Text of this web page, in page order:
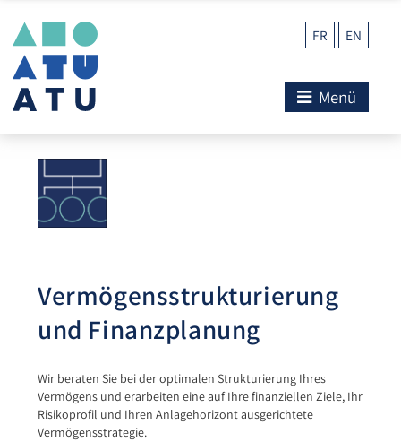
FR EN
Menü
Vermögensstrukturierung
und Finanzplanung
Wir beraten Sie bei der optimalen Strukturierung Ihres
Vermögens und erarbeiten eine auf Ihre finanziellen Ziele, Ihr
Risikoprofil und Ihren Anlagehorizont ausgerichtete
Vermögensstrategie.